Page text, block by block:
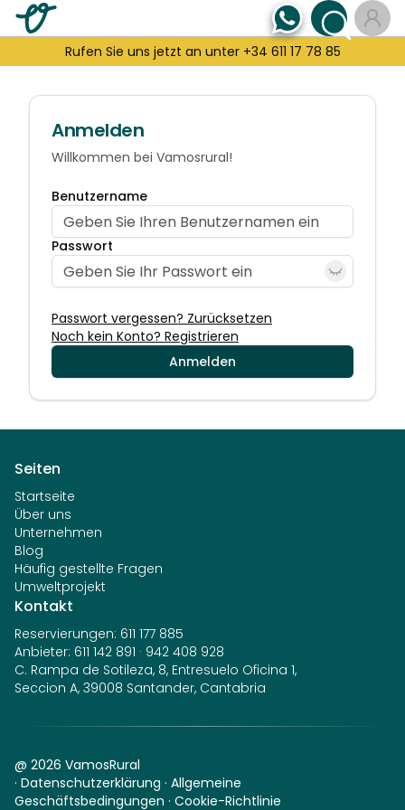
Rufen Sie uns jetzt an unter +34 611 17 78 85
Anmelden
Willkommen bei Vamosrural!
Benutzername
Passwort
Passwort vergessen? Zurücksetzen
Noch kein Konto? Registrieren
Anmelden
Seiten
Startseite
Über uns
Unternehmen
Blog
Häufig gestellte Fragen
Umweltprojekt
Kontakt
Reservierungen: 611 177 885
Anbieter: 611 142 891 · 942 408 928
C. Rampa de Sotileza, 8, Entresuelo Oficina 1,
Seccion A, 39008 Santander, Cantabria
@ 2026 VamosRural
· Datenschutzerklärung · Allgemeine
Geschäftsbedingungen · Cookie-Richtlinie